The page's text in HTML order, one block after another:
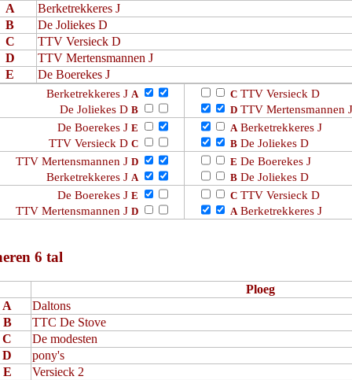
A
Berketrekkeres J
B
De Joliekes D
C
TTV Versieck D
D
TTV Mertensmannen J
E
De Boerekes J
Berketrekkeres J A
De Joliekes D B
C TTV Versieck D
D TTV Mertensmannen
De Boerekes J E
TTV Versieck D C
A Berketrekkeres J
B De Joliekes D
TTV Mertensmannen J D
Berketrekkeres J A
E De Boerekes J
B De Joliekes D
De Boerekes J E
TTV Mertensmannen J D
C TTV Versieck D
A Berketrekkeres J
6 tal
Ploeg
A
Daltons
B
TTC De Stove
C
De modesten
D
pony's
E
Versieck 2